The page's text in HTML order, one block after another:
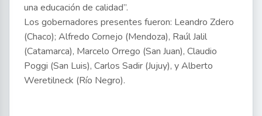
una educación de calidad”.
Los gobernadores presentes fueron: Leandro Zdero
(Chaco); Alfredo Cornejo (Mendoza), Raúl Jalil
(Catamarca), Marcelo Orrego (San Juan), Claudio
Poggi (San Luis), Carlos Sadir (Jujuy), y Alberto
Weretilneck (Río Negro).